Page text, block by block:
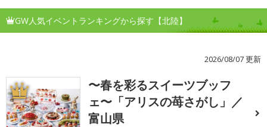
GW人気イベントランキングから探す【北陸】
2026/08/07 更新
1
〜春を彩るスイーツブッフ
ェ〜「アリスの苺さがし」／
富山県